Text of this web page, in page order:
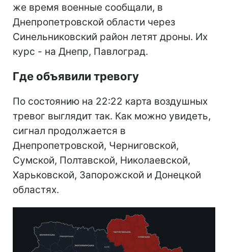
же время военные сообщали, в
Днепропетровской области через
Синельниковский район летят дроны. Их
курс - на Днепр, Павлоград.
Где объявили тревогу
По состоянию на 22:22 карта воздушных
тревог выглядит так. Как можно увидеть,
сигнал продолжается в
Днепропетровской, Черниговской,
Сумской, Полтавской, Николаевской,
Харьковской, Запорожской и Донецкой
областях.